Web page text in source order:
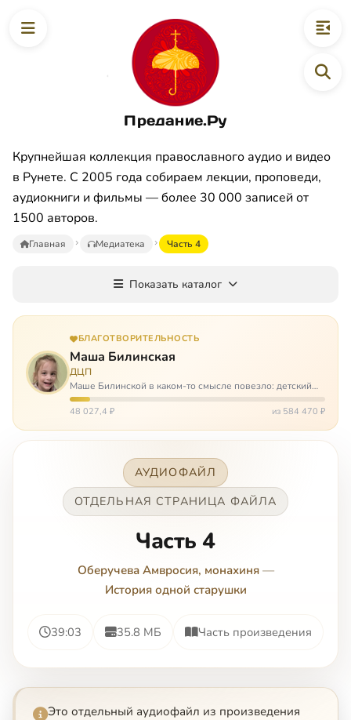
Предание.Ру
Крупнейшая коллекция православного аудио и видео
в Рунете. С 2005 года собираем лекции, проповеди,
аудиокниги и фильмы — более 30 000 записей от
1500 авторов.
Главная Медиатека Часть 4
Показать каталог
БЛАГОТВОРИТЕЛЬНОСТЬ
Маша Билинская
ДЦП
Маше Билинской в каком-то смысле повезло: детский
церебральный паралич зацепил её не очень сильно. Но
всё-таки есть диагноз и есть немалые проблемы – Маша
48 027,4 ₽ из 584 470 ₽
АУДИОФАЙЛ
ОТДЕЛЬНАЯ СТРАНИЦА ФАЙЛА
Часть 4
Оберучева Амвросия, монахиня—
История одной старушки
39:03 35.8 МБ Часть произведения
Это отдельный аудиофайл из произведения